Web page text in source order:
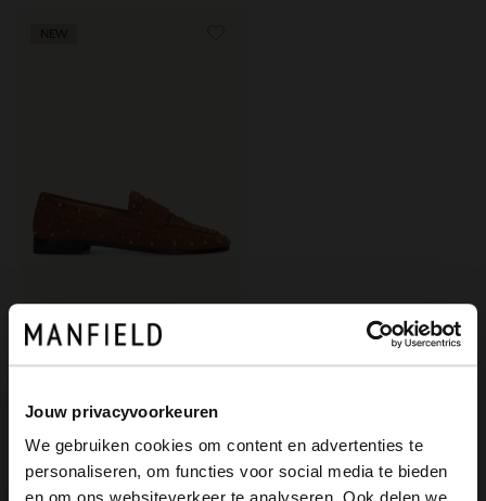
Jouw privacyvoorkeuren
We gebruiken cookies om content en advertenties te
personaliseren, om functies voor social media te bieden
Manfield
Orangefarbene Veloursleder-Loafer mit Nieten